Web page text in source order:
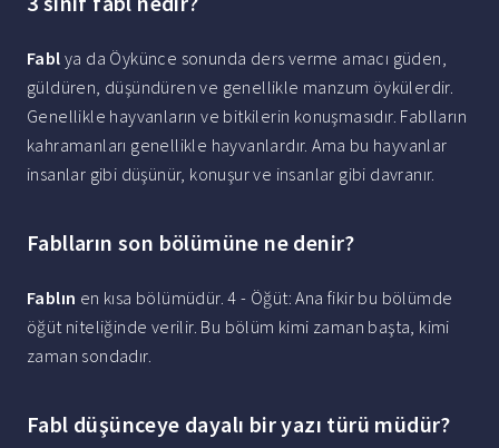
Fabl ya da Öykünce sonunda ders verme amacı güden,
güldüren, düşündüren ve genellikle manzum öykülerdir.
Genellikle hayvanların ve bitkilerin konuşmasıdır. Fablların
kahramanları genellikle hayvanlardır. Ama bu hayvanlar
insanlar gibi düşünür, konuşur ve insanlar gibi davranır.
Fablların son bölümüne ne denir?
Fablın en kısa bölümüdür. 4 - Öğüt: Ana fikir bu bölümde
öğüt niteliğinde verilir. Bu bölüm kimi zaman başta, kimi
zaman sondadır.
Fabl düşünceye dayalı bir yazı türü müdür?